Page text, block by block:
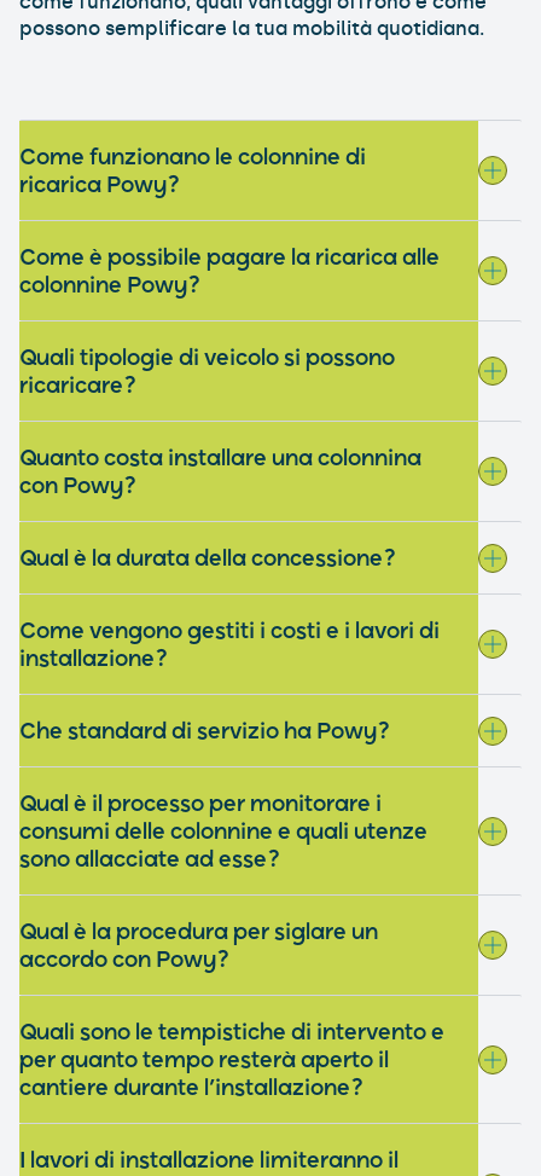
possono semplificare la tua mobilità quotidiana.
Come funzionano le colonnine di
ricarica Powy?
Come è possibile pagare la ricarica alle
colonnine Powy?
Quali tipologie di veicolo si possono
ricaricare?
Quanto costa installare una colonnina
con Powy?
Qual è la durata della concessione?
Come vengono gestiti i costi e i lavori di
installazione?
Che standard di servizio ha Powy?
Qual è il processo per monitorare i
consumi delle colonnine e quali utenze
sono allacciate ad esse?
Qual è la procedura per siglare un
accordo con Powy?
Quali sono le tempistiche di intervento e
per quanto tempo resterà aperto il
cantiere durante l’installazione?
I lavori di installazione limiteranno il